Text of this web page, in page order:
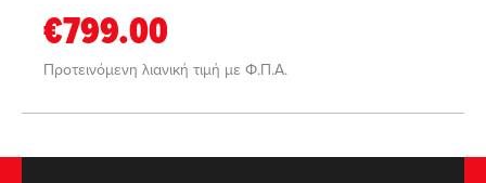
€799.00
Προτεινόμενη λιανική τιμή με Φ.Π.Α.